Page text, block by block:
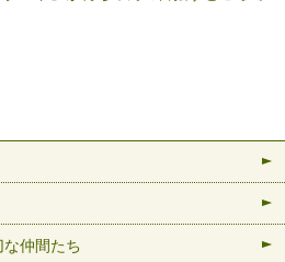
仲間たち